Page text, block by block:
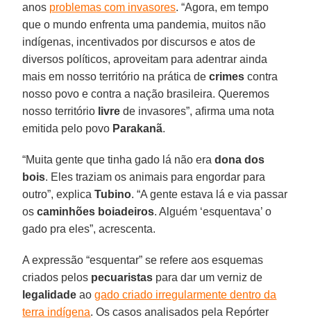
anos problemas com invasores. “Agora, em tempo
que o mundo enfrenta uma pandemia, muitos não
indígenas, incentivados por discursos e atos de
diversos políticos, aproveitam para adentrar ainda
mais em nosso território na prática decrimes contra
nosso povo e contra a nação brasileira. Queremos
nosso território livre de invasores”, afirma uma nota
emitida pelo povo Parakanã.
“Muita gente que tinha gado lá não eradona dos
bois. Eles traziam os animais para engordar para
outro”, explicaTubino. “A gente estava lá e via passar
oscaminhões boiadeiros. Alguém ‘esquentava’ o
gado pra eles”, acrescenta.
A expressão “esquentar” se refere aos esquemas
criados pelos pecuaristas para dar um verniz de
legalidade aogado criado irregularmente dentro da
terra indígena. Os casos analisados pela Repórter